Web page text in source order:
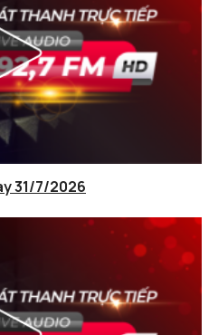
31/7/2026